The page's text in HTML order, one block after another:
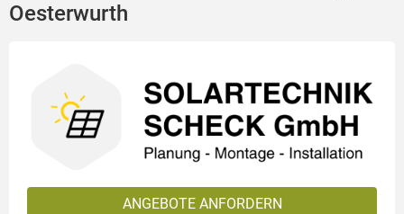
Oesterwurth
ANGEBOTE ANFORDERN